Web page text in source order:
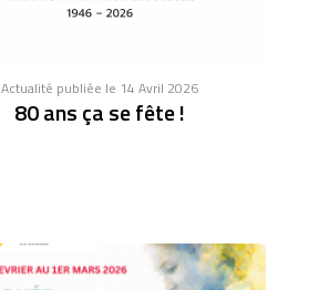
Actualité publiée le 14 Avril 2026
80 ans ça se fête !